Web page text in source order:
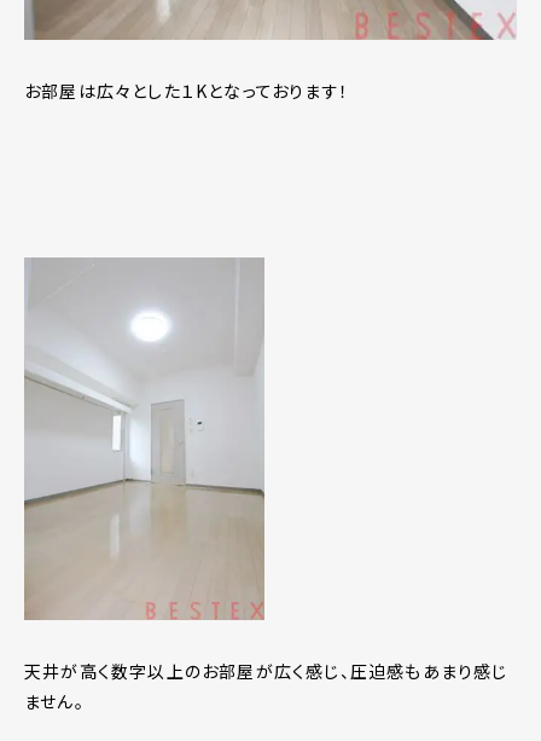
お部屋は広々とした１Kとなっております！
天井が高く数字以上のお部屋が広く感じ、圧迫感もあまり感じ
ません。